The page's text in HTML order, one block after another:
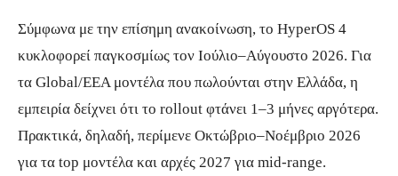
Σύμφωνα με την επίσημη ανακοίνωση, το HyperOS 4
κυκλοφορεί παγκοσμίως τον Ιούλιο–Αύγουστο 2026. Για
τα Global/EEA μοντέλα που πωλούνται στην Ελλάδα, η
εμπειρία δείχνει ότι το rollout φτάνει 1–3 μήνες αργότερα.
Πρακτικά, δηλαδή, περίμενε Οκτώβριο–Νοέμβριο 2026
για τα top μοντέλα και αρχές 2027 για mid-range.